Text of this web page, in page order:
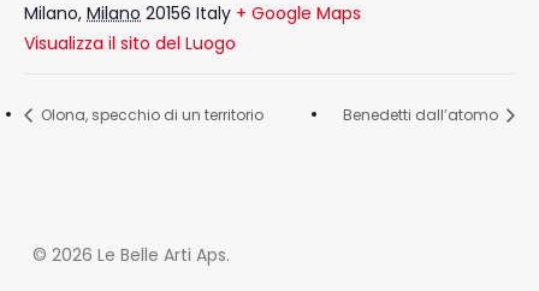
Milano, Milano 20156 Italy + Google Maps
Visualizza il sito del Luogo
Olona, specchio di un territorio Benedetti dall’atomo
© 2026 Le Belle Arti Aps.